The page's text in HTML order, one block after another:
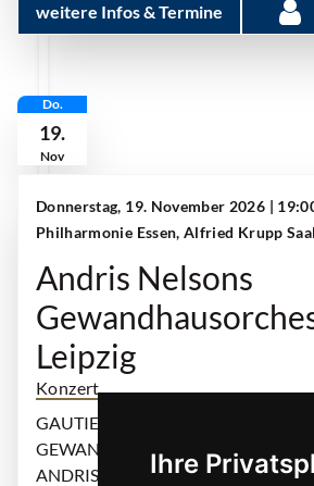
Ihre
weitere Infos & Termine
Do.
19.
Nov
Donnerstag, 19. November 2026 |
Philharmonie Essen, Alfried Krupp Saal
Andris Nelsons
Leipzig
Konzert
GAUTIER CAPUÇON: Violoncello
GEWANDHAUSORCHESTER
ANDRIS NELSONS: Dirigent